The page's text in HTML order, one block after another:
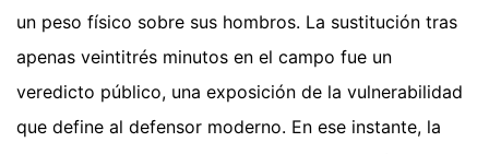
un peso físico sobre sus hombros. La sustitución tras
apenas veintitrés minutos en el campo fue un
veredicto público, una exposición de la vulnerabilidad
que define al defensor moderno. En ese instante, la